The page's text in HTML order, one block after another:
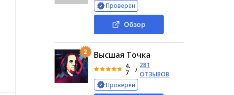
Проверен
Обзор
2 Высшая Точка
4.
7
/
281
ОТЗЫВОВ
Проверен